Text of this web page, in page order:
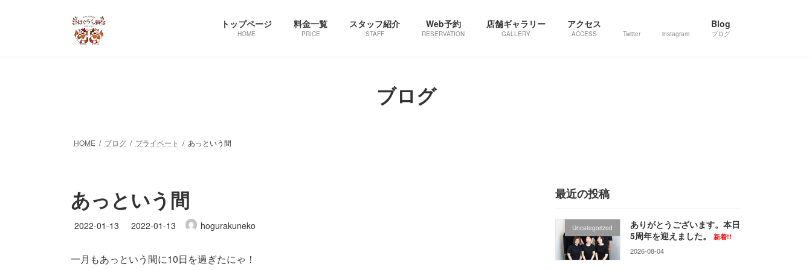
トップページ
HOME
料金一覧
PRICE
スタッフ紹介
STAFF
Web予約
RESERVATION
店舗ギャラリー
GALLERY
アクセス
ACCESS Twitter instagram
Blog
ブログ
ブログ
HOME ブログ プライベート あっという間
あっという間
2022-01-13
最
新
2022-01-13 hogurakuneko
一月もあっという間に10日を過ぎたにゃ！
最近の投稿
Uncategorized
ありがとうございます。本日
5周年を迎えました。
新着!!
2026-08-04